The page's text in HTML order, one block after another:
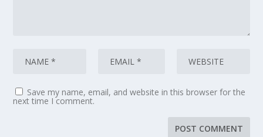
Save my name, email, and website in this browser for the
next time I comment.